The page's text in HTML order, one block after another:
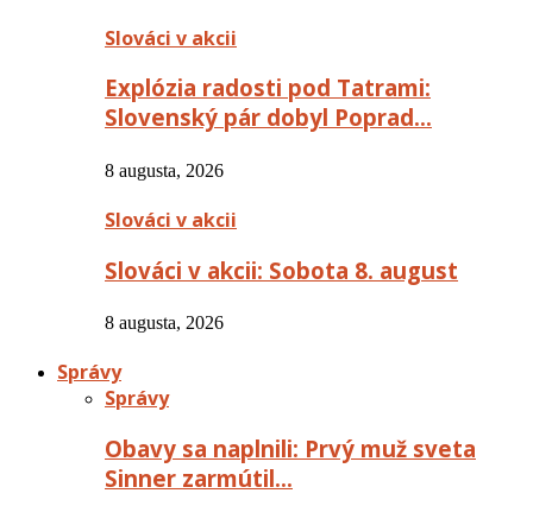
Slováci v akcii
Explózia radosti pod Tatrami:
Slovenský pár dobyl Poprad…
8 augusta, 2026
Slováci v akcii
Slováci v akcii: Sobota 8. august
8 augusta, 2026
Správy
Správy
Obavy sa naplnili: Prvý muž sveta
Sinner zarmútil…